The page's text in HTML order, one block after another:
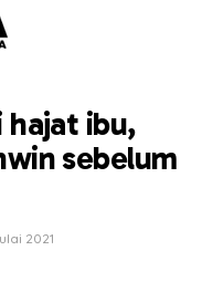
hajat ibu,
sebelum
2021